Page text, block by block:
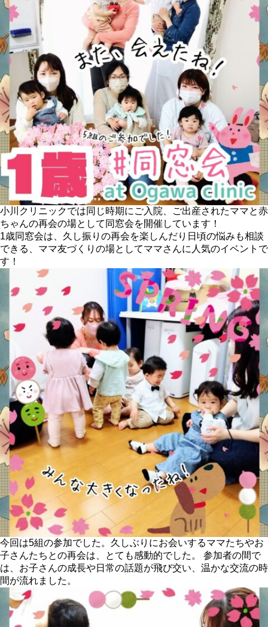
小川クリニックでは同じ時期にご入院、ご出産されたママと赤
ちゃんの再会の場として同窓会を開催しています！
1歳同窓会は、久し振りの再会を楽しんだり日頃の悩みも相談
できる、ママ友づくりの場としてママさんに人気のイベントで
す！
今回は5組の参加でした。久しぶりにお会いするママたちやお
子さんたちとの再会は、とても感動的でした。 参加者の間で
は、お子さんの成長や日常の話題が飛び交い、温かな交流の時
間が流れました。